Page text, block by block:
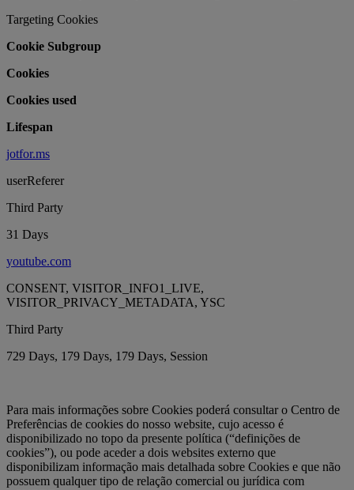
Targeting Cookies
Cookie Subgroup
Cookies
Cookies used
Lifespan
jotfor.ms
userReferer
Third Party
31 Days
youtube.com
CONSENT, VISITOR_INFO1_LIVE,
VISITOR_PRIVACY_METADATA, YSC
Third Party
729 Days, 179 Days, 179 Days, Session
Para mais informações sobre Cookies poderá consultar o Centro de
Preferências de cookies do nosso website, cujo acesso é
disponibilizado no topo da presente política (“definições de
cookies”), ou pode aceder a dois websites externo que
disponibilizam informação mais detalhada sobre Cookies e que não
possuem qualquer tipo de relação comercial ou jurídica com